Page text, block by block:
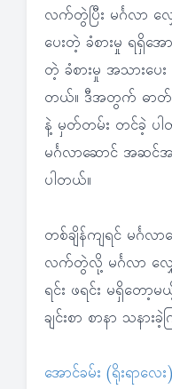
လက်တွဲပြီး မင်္ဂလာ လ
ပေးတဲ့ ခံစားမှု ရရှိအ
တဲ့ ခံစားမှု အသားပေ
တယ်။ ဒီအတွက် ဓာတ်
နဲ့ မှတ်တမ်း တင်ခဲ့ ပါ
မင်္ဂလာဆောင် အဆင်အ
ပါတယ်။
တစ်ချိန်ကျရင် မင်္ဂ
လက်တွဲလို့ မင်္ဂလာ လျှ
ရင်း ဖရင်း မရှိတေ
ချင်းစာ စာနာ သနား
အောင်ခမ်း (ရိုးရာလေး)